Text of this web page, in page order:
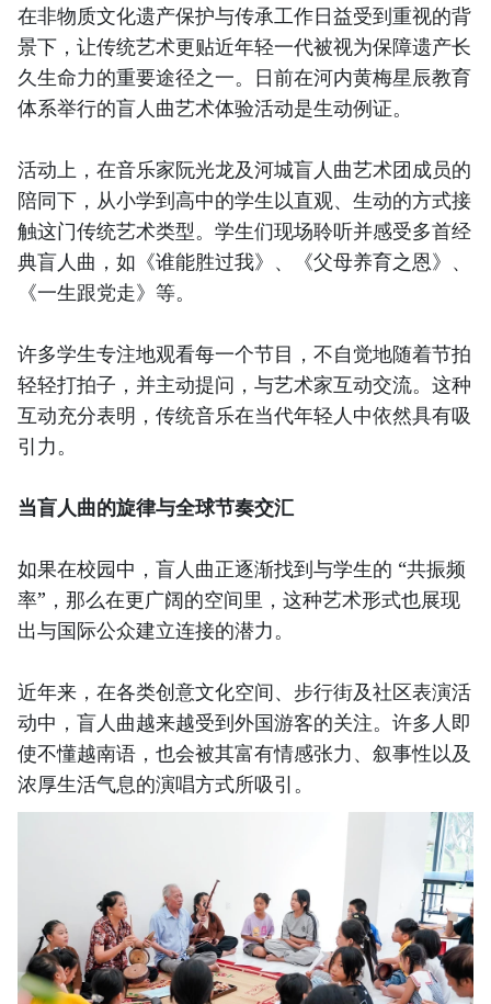
在非物质文化遗产保护与传承工作日益受到重视的背
景下，让传统艺术更贴近年轻一代被视为保障遗产长
久生命力的重要途径之一。日前在河内黄梅星辰教育
体系举行的盲人曲艺术体验活动是生动例证。
活动上，在音乐家阮光龙及河城盲人曲艺术团成员的
陪同下，从小学到高中的学生以直观、生动的方式接
触这门传统艺术类型。学生们现场聆听并感受多首经
典盲人曲，如《谁能胜过我》、《父母养育之恩》、
《一生跟党走》等。
许多学生专注地观看每一个节目，不自觉地随着节拍
轻轻打拍子，并主动提问，与艺术家互动交流。这种
互动充分表明，传统音乐在当代年轻人中依然具有吸
引力。
当盲人曲的旋律与全球节奏交汇
如果在校园中，盲人曲正逐渐找到与学生的 “共振频
率”，那么在更广阔的空间里，这种艺术形式也展现
出与国际公众建立连接的潜力。
近年来，在各类创意文化空间、步行街及社区表演活
动中，盲人曲越来越受到外国游客的关注。许多人即
使不懂越南语，也会被其富有情感张力、叙事性以及
浓厚生活气息的演唱方式所吸引。